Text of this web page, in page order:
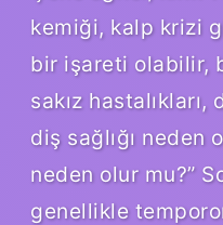
kemiği, kalp krizi
bir işareti olabilir,
sakız
diş sağlığı neden
neden olur mu?”
genellikle